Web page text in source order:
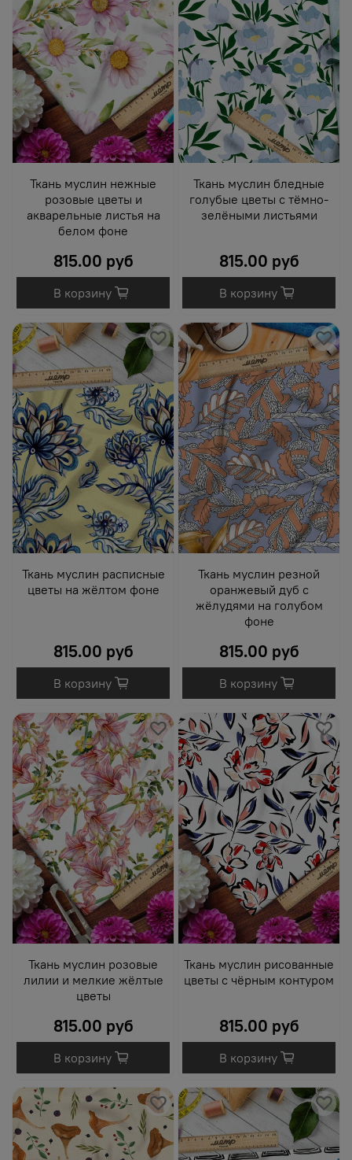
Ткань муслин нежные
розовые цветы и
акварельные листья на
белом фоне
815.00 руб
В корзину
Ткань муслин бледные
голубые цветы с тёмно-
зелёными листьями
815.00 руб
В корзину
Ткань муслин расписные
цветы на жёлтом фоне
815.00 руб
В корзину
Ткань муслин резной
оранжевый дуб с
жёлудями на голубом
фоне
815.00 руб
В корзину
Ткань муслин розовые
лилии и мелкие жёлтые
цветы
815.00 руб
В корзину
Ткань муслин рисованные
цветы с чёрным контуром
815.00 руб
В корзину